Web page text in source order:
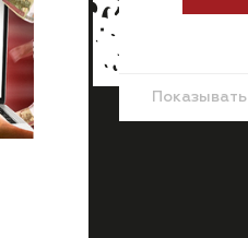
Показывать